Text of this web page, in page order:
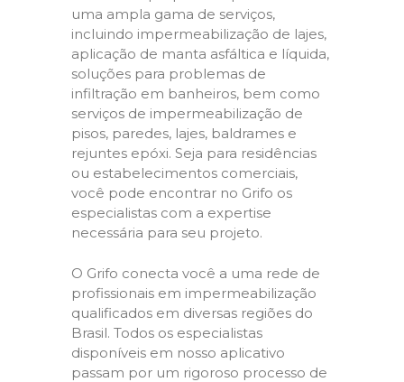
uma ampla gama de serviços,
incluindo impermeabilização de lajes,
aplicação de manta asfáltica e líquida,
soluções para problemas de
infiltração em banheiros, bem como
serviços de impermeabilização de
pisos, paredes, lajes, baldrames e
rejuntes epóxi. Seja para residências
ou estabelecimentos comerciais,
você pode encontrar no Grifo os
especialistas com a expertise
necessária para seu projeto.
O Grifo conecta você a uma rede de
profissionais em impermeabilização
qualificados em diversas regiões do
Brasil. Todos os especialistas
disponíveis em nosso aplicativo
passam por um rigoroso processo de